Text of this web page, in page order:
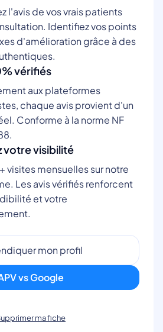
l'avis de vos vrais patients
Identifiez vos points
d'amélioration grâce à des
vérifiés
aux plateformes
chaque avis provient d'un
Conforme à la norme NF
votre visibilité
visites mensuelles sur notre
Les avis vérifiés renforcent
et votre
mon profil
vs Google
ma fiche